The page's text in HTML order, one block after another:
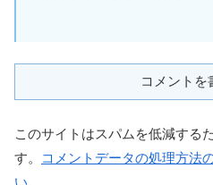
コメントを
このサイトはスパムを低減する
す。
コメントデータの処理方法